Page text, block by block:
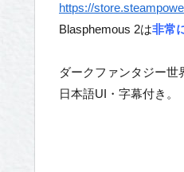
https://
Blasphemous 2は非常
ダークファンタジー世
日本語UI・字幕付き。